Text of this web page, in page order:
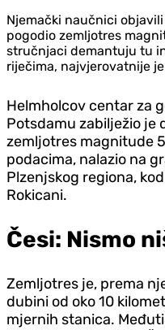
Njemački naučnici
pogodio zemljotres
stručnjaci demantuju tu
riječima, najvjerovatnije
Helmholcov centar za
Potsdamu zabilježio je
zemljotres magnitude
podacima, nalazio na
Plzenjskog regiona,
Rokicani.
Česi: Nismo
Zemljotres je, prema
dubini od oko 10
mjernih stanica.